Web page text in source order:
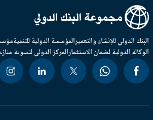
الدولي للإنشاء والتعميرالمؤسسة الدولية للتنميةمؤسسة
الدولية لضمان الاستثمارالمركز الدولي لتسوية